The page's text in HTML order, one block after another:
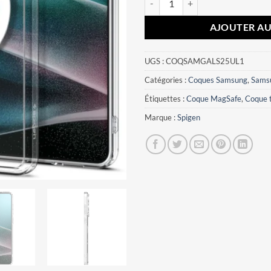
AJOUTER
UGS :COQSAMGALS25UL1
Catégories :Coques Samsung,
Étiquettes :Coque MagSafe,Coque
Marque :Spigen